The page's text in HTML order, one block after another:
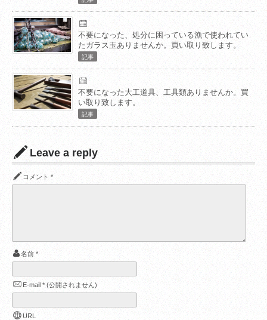
不要になった、処分に困っている漁で使われてい
たガラス玉ありませんか。買い取り致します。
記事
不要になった大工道具、工具類ありませんか。買
い取り致します。
記事
Leave a reply
コメント *
名前 *
E-mail * (公開されません)
URL